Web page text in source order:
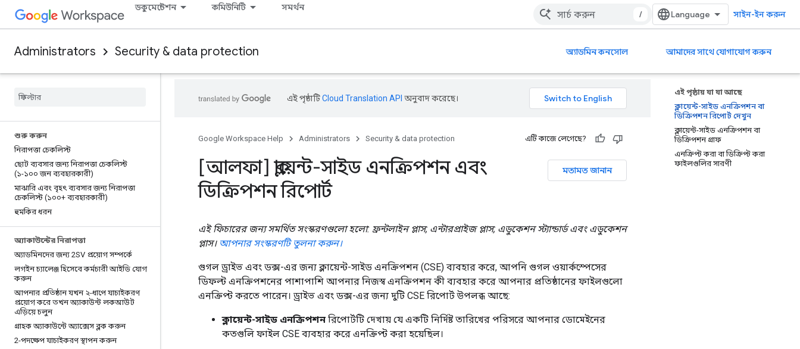
ডকুমেন্টেশন কমিউনিটি সমর্থন
/ সাইন-ইন করুন
Administrators Security & data protection অ্যাডমিন কনসোল আমাদের সাথে যোগাযোগ করুন
শুরু করুন
নিরাপত্তা চেকলিস্ট
ছোট ব্যবসার জন্য নিরাপত্তা চেকলিস্ট
(১-১০০ জন ব্যবহারকারী)
মাঝারি এবং বৃহৎ ব্যবসার জন্য নিরাপত্তা
চেকলিস্ট (১০০+ ব্যবহারকারী)
হুমকির ধরন
অ্যাকাউন্টের নিরাপত্তা
অ্যাডমিনদের জন্য 2SV প্রয়োগ সম্পর্কে
লগইন চ্যালেঞ্জ হিসেবে কর্মচারী আইডি যোগ
করুন
আপনার প্রতিষ্ঠান যখন ২-ধাপে যাচাইকরণ
প্রয়োগ করে তখন অ্যাকাউন্ট লকআউট
এড়িয়ে চলুন
গ্রাহক অ্যাকাউন্টে অ্যাক্সেস ব্লক করুন
2-পদক্ষেপ যাচাইকরণ স্থাপন করুন
এই পৃষ্ঠায় যা যা আছে
ক্লায়েন্ট-সাইড এনক্রিপশন বা
ডিক্রিপশন রিপোর্ট দেখুন
ক্লায়েন্ট-সাইড এনক্রিপশন বা
ডিক্রিপশন গ্রাফ
এনক্রিপ্ট করা বা ডিক্রিপ্ট করা
ফাইলগুলির সারণী
এই পৃষ্ঠাটিCloud Translation API অনুবাদ করেছে।
Google Workspace Help Administrators Security & data protection এটি কাজে লেগেছে?
মতামত জানান
[আলফা] ক্লায়েন্ট-সাইড এনক্রিপশন এবং
ডিক্রিপশন রিপোর্ট
এই ফিচারের জন্য সমর্থিত সংস্করণগুলো হলো: ফ্রন্টলাইন প্লাস; এন্টারপ্রাইজ প্লাস; এডুকেশন স্ট্যান্ডার্ড এবং এডুকেশন
প্লাস। আপনার সংস্করণটি তুলনা করুন।
গুগল ড্রাইভ এবং ডক্স-এর জন্য ক্লায়েন্ট-সাইড এনক্রিপশন (CSE) ব্যবহার করে, আপনি গুগল ওয়ার্কস্পেসের
ডিফল্ট এনক্রিপশনের পাশাপাশি আপনার নিজস্ব এনক্রিপশন কী ব্যবহার করে আপনার প্রতিষ্ঠানের ফাইলগুলো
এনক্রিপ্ট করতে পারেন। ড্রাইভ এবং ডক্স-এর জন্য দুটি CSE রিপোর্ট উপলব্ধ আছে:
ক্লায়েন্ট-সাইড এনক্রিপশন রিপোর্টটি দেখায় যে একটি নির্দিষ্ট তারিখের পরিসরে আপনার ডোমেইনের
কতগুলি ফাইল CSE ব্যবহার করে এনক্রিপ্ট করা হয়েছিল।